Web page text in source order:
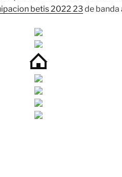
betis 2022 23de banda